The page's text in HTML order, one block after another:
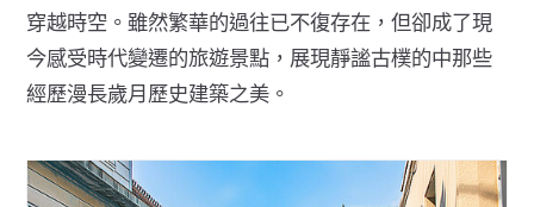
穿越時空。雖然繁華的過往已不復存在，但卻成了現
今感受時代變遷的旅遊景點，展現靜謐古樸的中那些
經歷漫長歲月歷史建築之美。